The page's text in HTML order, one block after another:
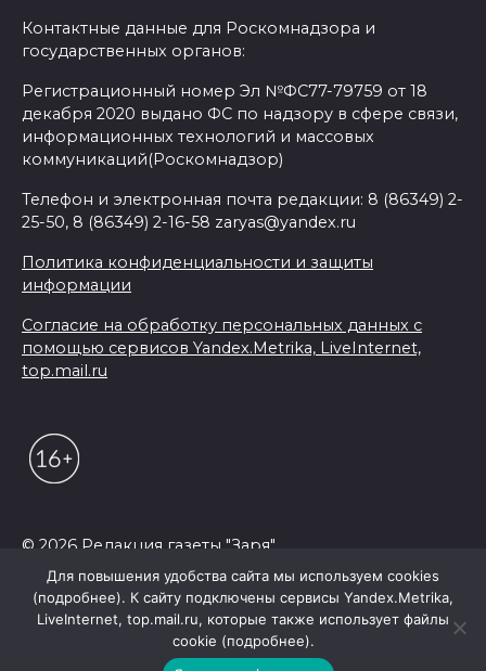
Контактные данные для Роскомнадзора и
государственных органов:
Регистрационный номер Эл №ФС77-79759 от 18
декабря 2020 выдано ФС по надзору в сфере связи,
информационных технологий и массовых
коммуникаций(Роскомнадзор)
Телефон и электронная почта редакции: 8 (86349) 2-
25-50, 8 (86349) 2-16-58 zaryas@yandex.ru
Политика конфиденциальности и защиты
информации
Согласие на обработку персональных данных с
помощью сервисов Yandex.Metrika, LiveInternet,
top.mail.ru
© 2026 Редакция газеты "Заря"
Для повышения удобства сайта мы используем cookies
(подробнее). К сайту подключены сервисы Yandex.Metrika,
LiveInternet, top.mail.ru, которые также использует файлы
cookie (подробнее).